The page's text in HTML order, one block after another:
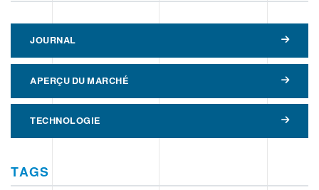
JOURNAL
APERÇU DU MARCHÉ
TECHNOLOGIE
TAGS